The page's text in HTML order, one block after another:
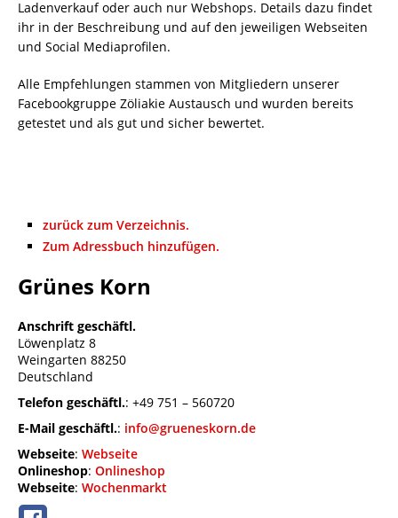
Ladenverkauf oder auch nur Webshops. Details dazu findet
ihr in der Beschreibung und auf den jeweiligen Webseiten
und Social Mediaprofilen.
Alle Empfehlungen stammen von Mitgliedern unserer
Facebookgruppe Zöliakie Austausch und wurden bereits
getestet und als gut und sicher bewertet.
zurück zum Verzeichnis.
Zum Adressbuch hinzufügen.
Grünes Korn
Anschrift geschäftl.
Löwenplatz 8
Weingarten 88250
Deutschland
Telefon geschäftl.: +49 751 – 560720
E-Mail geschäftl.: info@grueneskorn.de
Webseite: Webseite
Onlineshop: Onlineshop
Webseite: Wochenmarkt